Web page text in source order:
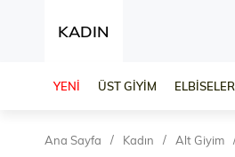
KADIN
YENİ ÜST GİYİM ELBİSELER
Ana Sayfa Kadın Alt Giyim